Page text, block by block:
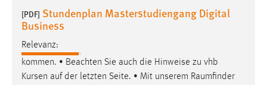
[PDF] Stundenplan Masterstudiengang Digital
Business
Relevanz:
kommen. • Beachten Sie auch die Hinweise zu vhb
Kursen auf der letzten Seite. • Mit unserem Raumfinder
Zweck:
Conversion-Tracking
Cookie Laufzeit:
3 Monate